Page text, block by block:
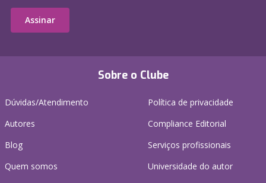
Sobre o Clube
Dúvidas/Atendimento
Autores
Blog
Quem somos
Política de privacidade
Compliance Editorial
Serviços profissionais
Universidade do autor
Assinar